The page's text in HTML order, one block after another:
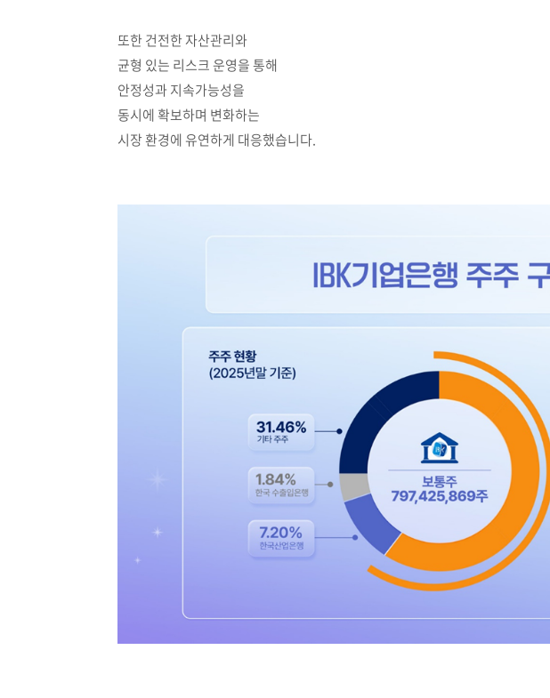
또한 건전한 자산관리와
균형 있는 리스크 운영을 통해
안정성과 지속가능성을
동시에 확보하며 변화하는
시장 환경에 유연하게 대응했습니다.